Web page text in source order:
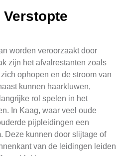
Verstopte
worden veroorzaakt door
zijn het afvalrestanten zoals
ophopen en de stroom van
kunnen haarkluwen,
rol spelen in het
In Kaag, waar veel oude
pijpleidingen een
Deze kunnen door slijtage of
van de leidingen leiden